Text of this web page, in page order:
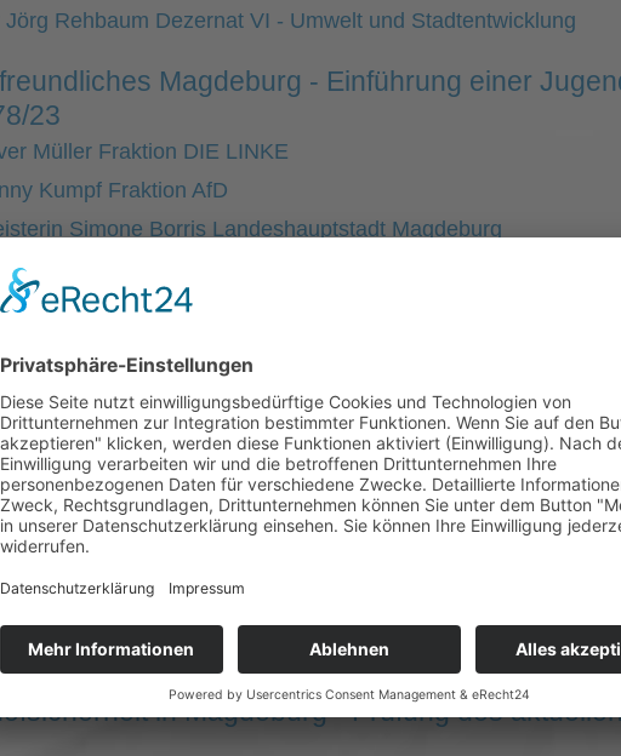
Rehbaum Dezernat VI - Umwelt und Stadtentwicklung
Magdeburg - Einführung einer
23
Müller Fraktion DIE LINKE
Kumpf Fraktion AfD
Simone Borris Landeshauptstadt Magdeburg
Meyer-Pinger Fraktion FDP/Tierschutzpartei
René Hempel Fraktion DIE LINKE
Menstruationsartikel für
23
Nadja Lösch Fraktion DIE LINKE
Kumpf Fraktion AfD
Borowiak Fraktion Bündnis 90/Die Grünen - future!
Toilette für Reform A0125/23
Anke Jäger Fraktion DIE LINKE
Wigbert Schwenke CDU-Ratsfraktion
in Magdeburg - Prüfung des